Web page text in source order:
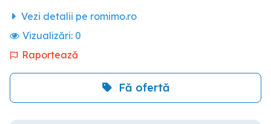
Vezi detalii pe romimo.ro
Vizualizări: 0
Raportează
Fă ofertă